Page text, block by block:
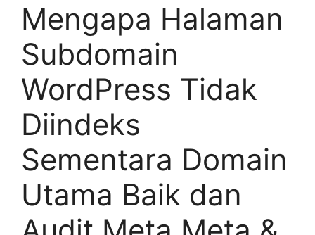
Mengapa Halaman
Subdomain
WordPress Tidak
Diindeks
Sementara Domain
Utama Baik dan